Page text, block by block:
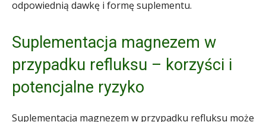
odpowiednią dawkę i formę suplementu.
Suplementacja magnezem w
przypadku refluksu – korzyści i
potencjalne ryzyko
Suplementacja magnezem w przypadku refluksu może